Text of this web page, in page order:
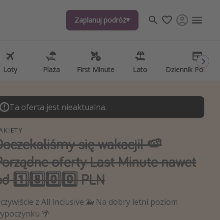
Zaplanuj podróż
Loty Plaża First Minute Lato Dziennik
Zaplanuj podróż
Loty Plaża First Minute Lato Dziennik
ciekawostki, porady podróżnicze
aplikacje podróżnicze
Ta oferta jest nieaktualna.
się wakacji! 🍉
oferty Last Minute nawet
1️⃣8️⃣0️⃣0️⃣ PLN
z All Inclusive 🐳 Na dobry letni poziom
🌴